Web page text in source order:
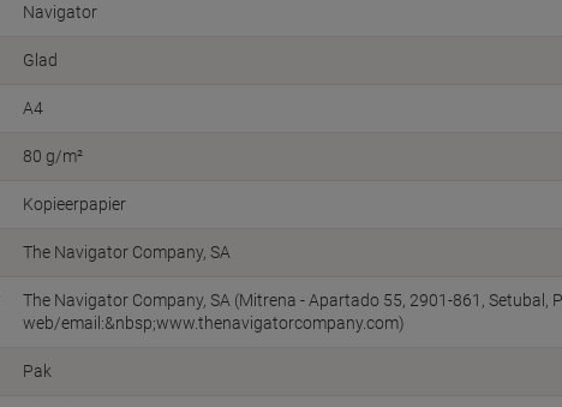
Navigator
Glad
A4
80 g/m²
Kopieerpapier
The Navigator Company, SA
The Navigator Company, SA (Mitrena - Apartado 55, 2901-861, Setubal,
web/email:&nbsp;www.thenavigatorcompany.com)
Pak